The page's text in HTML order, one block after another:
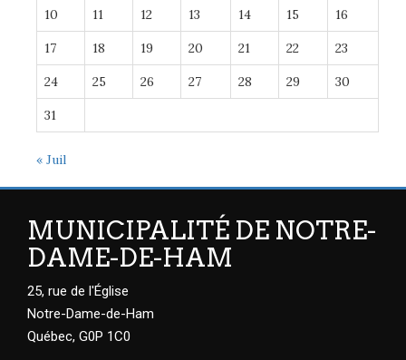
10 11 12 13 14 15 16
17 18 19 20 21 22 23
24 25 26 27 28 29 30
31
« Juil
MUNICIPALITÉ DE NOTRE-
DAME-DE-HAM
25, rue de l'Église
Notre-Dame-de-Ham
Québec, G0P 1C0